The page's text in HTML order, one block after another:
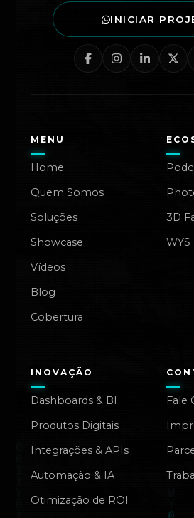
INICIAR
MENU
Home
Quem Somos
Soluções
Showcase
Vídeos
Blog
Cobertura
3D
INOVAÇÃO
Dashboards & BI
Produtos Digitais
Integrações & APIs
Automação & IA
Otimização de ROI
Fale